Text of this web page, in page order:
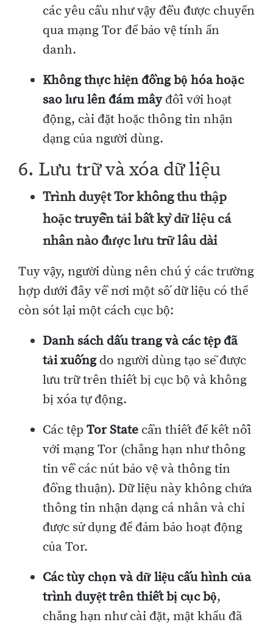
các yêu cầu như vậy đều được chuyển
qua mạng Tor để bảo vệ tính ẩn
danh.
Không thực hiện đồng bộ hóa hoặc
sao lưu lên đám mâyđối với hoạt
động, cài đặt hoặc thông tin nhận
dạng của người dùng.
6. Lưu trữ và xóa dữ liệu
Trình duyệt Tor không thu thập
hoặc truyền tải bất kỳ dữ liệu cá
nhân nào được lưu trữ lâu dài
Tuy vậy, người dùng nên chú ý các trường
hợp dưới đây về nơi một số dữ liệu có thể
còn sót lại một cách cục bộ:
Danh sách dấu trang và các tệp đã
tải xuốngdo người dùng tạo sẽ được
lưu trữ trên thiết bị cục bộ và không
bị xóa tự động.
Các tệpTor State cần thiết để kết nối
với mạng Tor (chẳng hạn như thông
tin về các nút bảo vệ và thông tin
đồng thuận). Dữ liệu này không chứa
thông tin nhận dạng cá nhân và chỉ
được sử dụng để đảm bảo hoạt động
của Tor.
Các tùy chọn và dữ liệu cấu hình của
trình duyệt trên thiết bị cục bộ,
chẳng hạn như cài đặt, mật khẩu đã